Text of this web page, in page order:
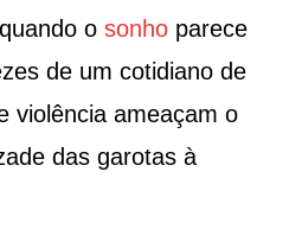
o sonho parece
de um cotidiano de
violência ameaçam o
das garotas à